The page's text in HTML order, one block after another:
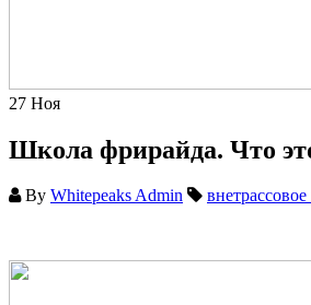
27 Ноя
Школа фрирайда. Что
By Whitepeaks Admin